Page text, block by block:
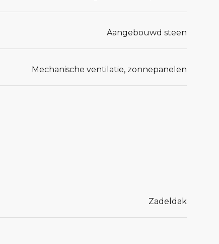
Aangebouwd steen
Mechanische ventilatie, zonnepanelen
Zadeldak